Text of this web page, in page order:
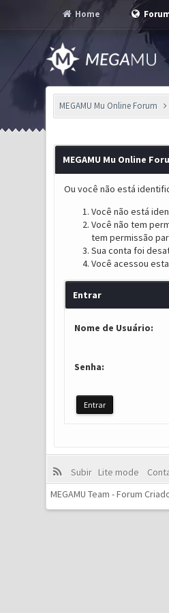
Home
MEGAMU Mu Online Forum
MEGAMU Mu Online
Ou você não está
Você não está
Você não tem
tem permissão
Sua conta foi
Você acessou
Entrar
Nome de Usuário:
Senha:
Subir Lite mode
MEGAMU Team - Forum